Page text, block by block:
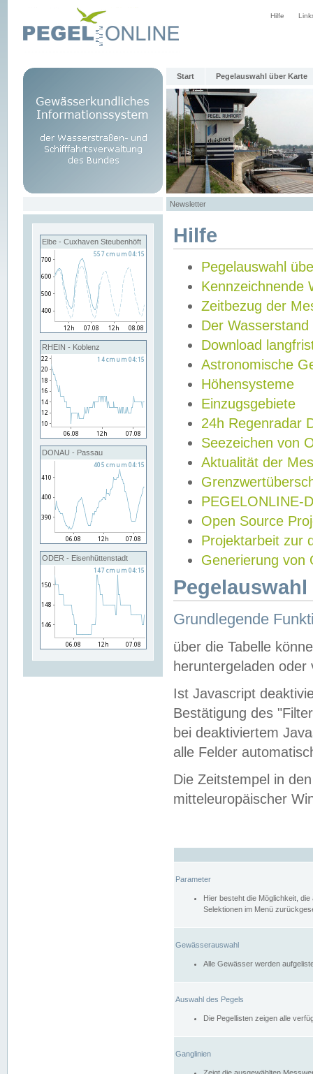
Hilfe
Start Pegelauswahl über Karte
Newsletter
Elbe - Cuxhaven Steubenhöft
RHEIN - Koblenz
DONAU - Passau
ODER - Eisenhüttenstadt
Hilfe
Pegelauswahl
Kennzeichnende
Zeitbezug der
Der Wasserstand
Download
Astronomische
Höhensysteme
Einzugsgebiete
24h Regenradar
Seezeichen von
Aktualität der
PEGELONLINE-
Open Source
Projektarbeit zur
Generierung von
Grundlegende
über die Tabelle
heruntergeladen oder
Ist Javascript
Bestätigung des
bei deaktiviertem
alle Felder
Die Zeitstempel in
mitteleuropäischer
Parameter
Hier besteht die Möglichkeit,
Selektionen im Menü
Gewässerauswahl
Alle Gewässer werden
Auswahl des Pegels
Die Pegellisten zeigen alle
Ganglinien